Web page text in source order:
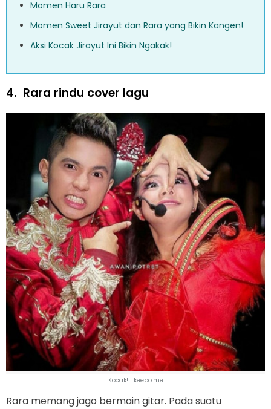
Momen Haru Rara
Momen Sweet Jirayut dan Rara yang Bikin Kangen!
Aksi Kocak Jirayut Ini Bikin Ngakak!
4. Rara rindu cover lagu
Kocak! | keepo.me
Rara memang jago bermain gitar. Pada suatu